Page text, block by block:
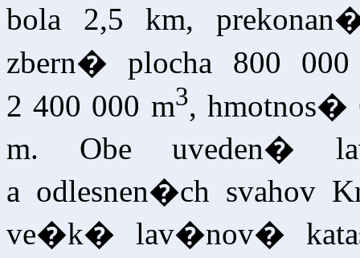
bola 2,5 km,
zbern� plocha 800
2 400 000 m3,
m. Obe uveden�
a odlesnen�ch svahov
ve�k� lav�nov�